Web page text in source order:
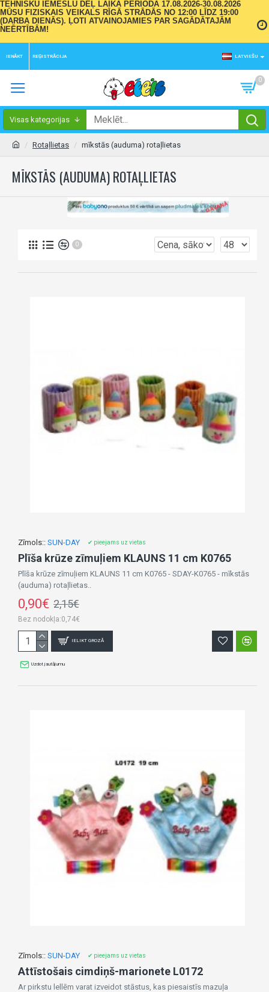
TEHNISKU IEMESLU DĒĻ LAIKA PERIODĀ 17.08.2026-30.08.2026
MŪSU FIZISKAIS VEIKALS RĪGĀ STRĀDĀS NO 12:00 LĪDZ 19:00
(DARBA DIENĀS). ĻOTI ATVAINOJAMIES PAR SAGĀDĀTAJĀM
NEĒRTĪBĀM!
IENĀKT REĢISTRĀCIJA LATVIEŠU
0
Visas kategorijas
Rotaļlietas mīkstās (auduma) rotaļlietas
MĪKSTĀS (AUDUMA) ROTAĻLIETAS
0
Zīmols:: SUN-DAY ✔ pieejams uz vietas
Plīša krūze zīmuļiem KLAUNS 11 cm K0765
Plīša krūze zīmuļiem KLAUNS 11 cm K0765 - SDAY-K0765 - mīkstās
(auduma) rotaļlietas..
0,90€ 2,15€
Bez nodokļa:0,74€
IELIKT GROZĀ
Uzdot jautājumu
Zīmols:: SUN-DAY ✔ pieejams uz vietas
Attīstošais cimdiņš-marionete L0172
Ar pirkstu lellēm varat izveidot stāstus, kas piesaistīs mazuļa